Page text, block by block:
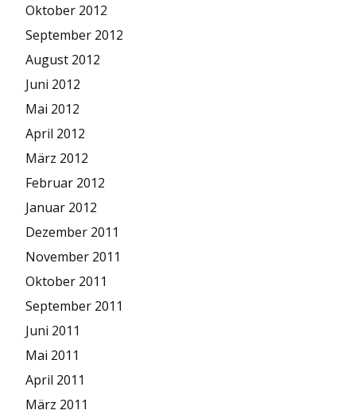
Oktober 2012
September 2012
August 2012
Juni 2012
Mai 2012
April 2012
März 2012
Februar 2012
Januar 2012
Dezember 2011
November 2011
Oktober 2011
September 2011
Juni 2011
Mai 2011
April 2011
März 2011